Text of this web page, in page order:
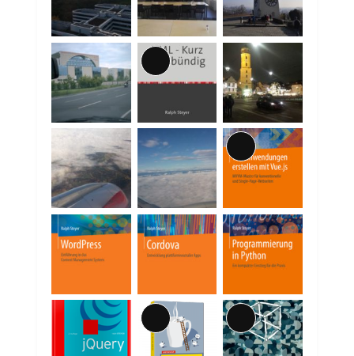
Lange
Beschreibung
Lange
Beschreibung
Lange
Beschreibung
Lange
Beschreibung